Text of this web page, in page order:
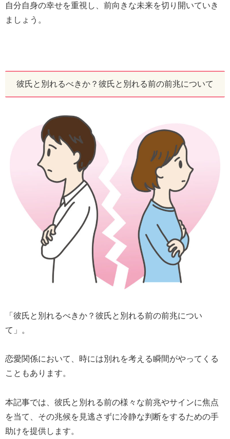
自分自身の幸せを重視し、前向きな未来を切り開いていき
ましょう。
彼氏と別れるべきか？彼氏と別れる前の前兆について
「彼氏と別れるべきか？彼氏と別れる前の前兆につい
て」。
恋愛関係において、時には別れを考える瞬間がやってくる
こともあります。
本記事では、彼氏と別れる前の様々な前兆やサインに焦点
を当て、その兆候を見逃さずに冷静な判断をするための手
助けを提供します。